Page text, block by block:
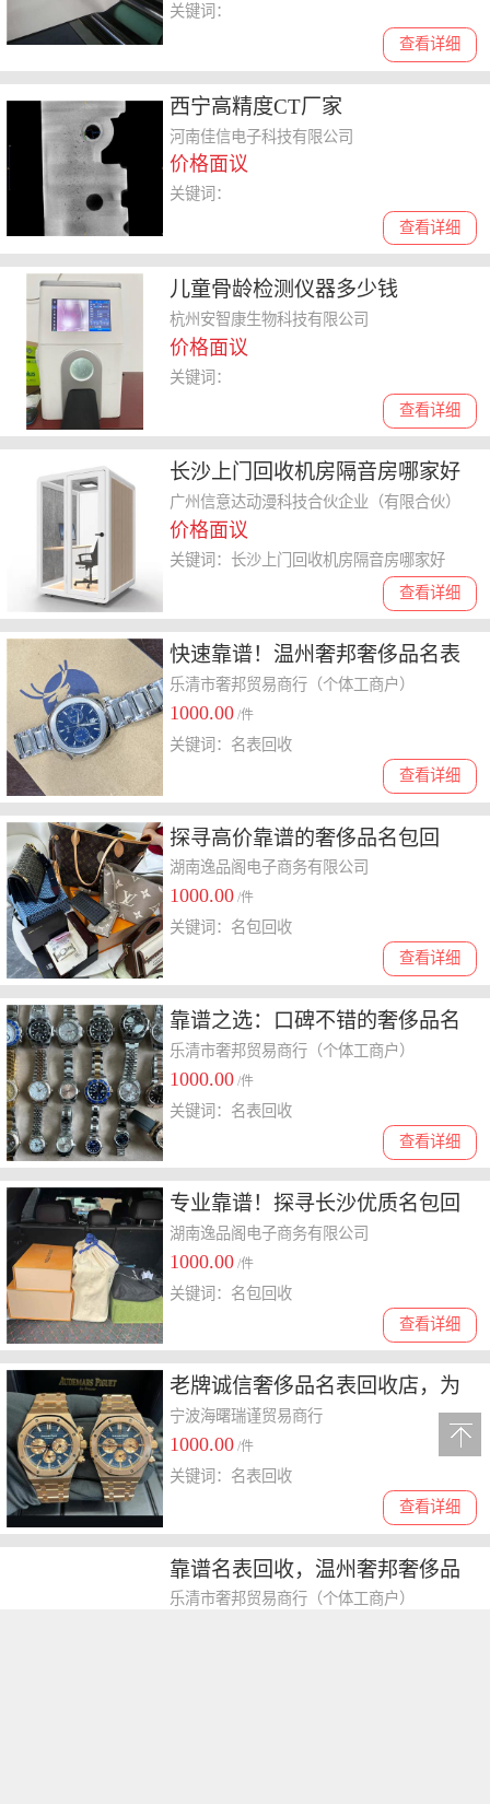
查看详细
关键词：
西宁高精度CT厂家
河南佳信电子科技有限公司
价格面议
查看详细
关键词：
儿童骨龄检测仪器多少钱
杭州安智康生物科技有限公司
价格面议
查看详细
关键词：
长沙上门回收机房隔音房哪家好
省时省力
广州信意达动漫科技合伙企业（有限合伙）
价格面议
查看详细
关键词：长沙上门回收机房隔音房哪家好
快速靠谱！温州奢邦奢侈品名表
回收服务揭秘
乐清市奢邦贸易商行（个体工商户）
1000.00 /件
查看详细
关键词：名表回收
探寻高价靠谱的奢侈品名包回
收：长沙梁掌柜奢侈品的**之选
湖南逸品阁电子商务有限公司
1000.00 /件
查看详细
关键词：名包回收
靠谱之选：口碑不错的奢侈品名
表回收
乐清市奢邦贸易商行（个体工商户）
1000.00 /件
查看详细
关键词：名表回收
专业靠谱！探寻长沙优质名包回
收门店
湖南逸品阁电子商务有限公司
1000.00 /件
查看详细
关键词：名包回收
老牌诚信奢侈品名表回收店，为
您闲置名表赋予新价值
宁波海曙瑞谨贸易商行
1000.00 /件
查看详细
关键词：名表回收
靠谱名表回收，温州奢邦奢侈品
乐清市奢邦贸易商行（个体工商户）